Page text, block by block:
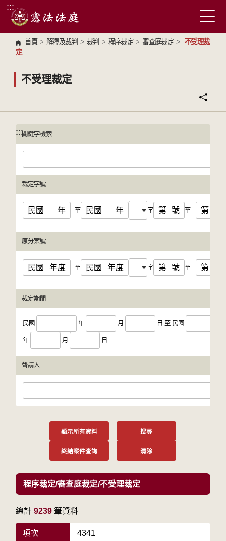
跳到主要內容區塊
:::
首頁 > 解釋及裁判 > 裁判 > 程序裁定 > 審查庭裁定 >
不受理裁
定
不受理裁定
:::
:::關鍵字檢索
裁定字號
民國 年 至 民國 年 字 第 號 至 第
原分案號
民國 年度 至 民國 年度 字 第 號 至 第
裁定期間
民國 年 月 日 至 民國
年 月 日
聲請人
顯示所有資料 搜尋
終結案件查詢 清除
程序裁定/審查庭裁定/不受理裁定
總計 9239 筆資料
項次 4341